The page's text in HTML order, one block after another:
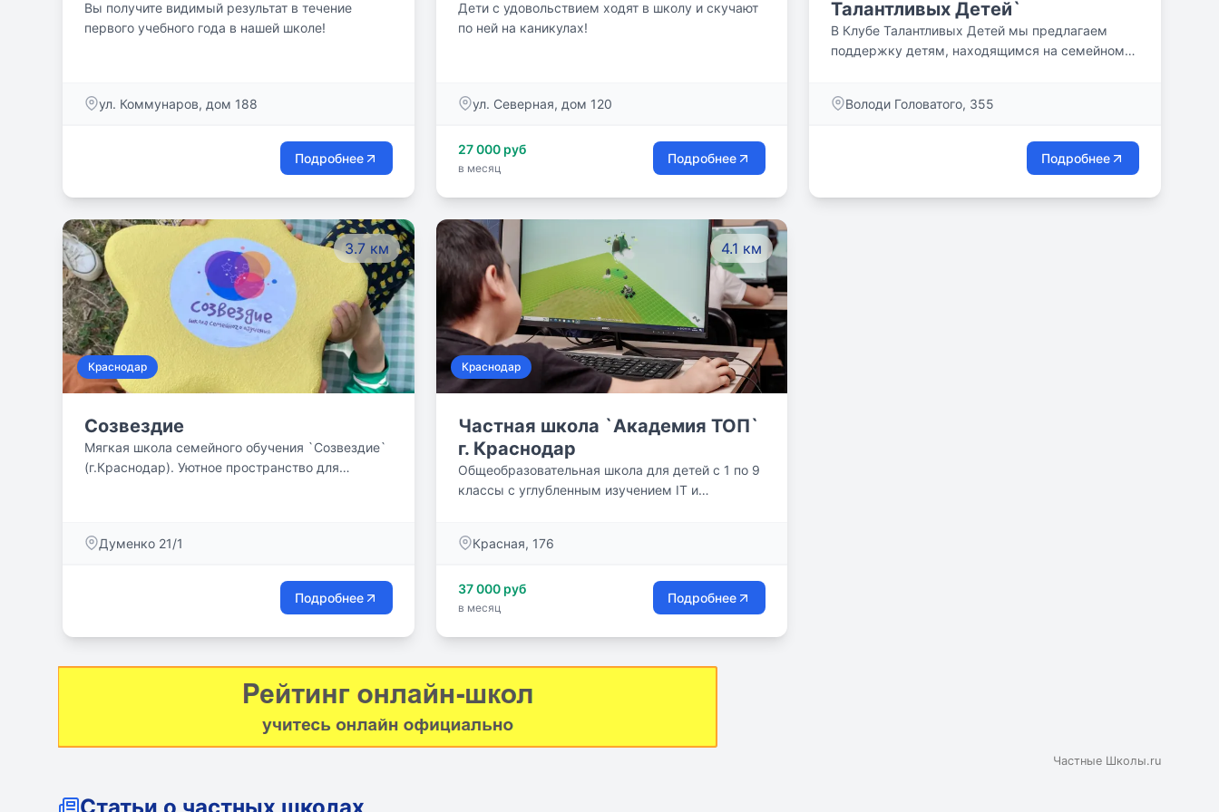
Вы получите видимый результат в течение
первого учебного года в нашей школе!
ул. Коммунаров, дом 188
Подробнее
Дети с удовольствием ходят в школу и скучают
по ней на каникулах!
ул. Северная, дом 120
27 000 руб
в месяц
Подробнее
Талантливых Детей`
В Клубе Талантливых Детей мы предлагаем
поддержку детям, находящимся на семейном
качественные знания и развивает свои таланты,
Володи Головатого, 355
Подробнее
3.7 км
Краснодар
Созвездие
Мягкая школа семейного обучения `Созвездие`
(г.Краснодар). Уютное пространство для
Думенко 21/1
Подробнее
4.1 км
Краснодар
Частная школа `Академия ТОП`
г. Краснодар
Общеобразовательная школа для детей с 1 по 9
классы с углубленным изучением IT и
Красная, 176
37 000 руб
в месяц
Подробнее
Частные Школы.ru